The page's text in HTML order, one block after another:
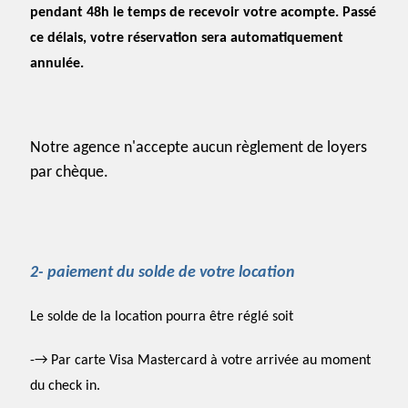
pendant 48h le temps de recevoir votre acompte. Passé
ce délais, votre réservation sera automatiquement
annulée.
Notre agence n'accepte aucun règlement de loyers
par chèque.
2- paiement du solde de votre location
Le solde de la location pourra être réglé soit
-→ Par carte Visa Mastercard à votre arrivée au moment
du check in.